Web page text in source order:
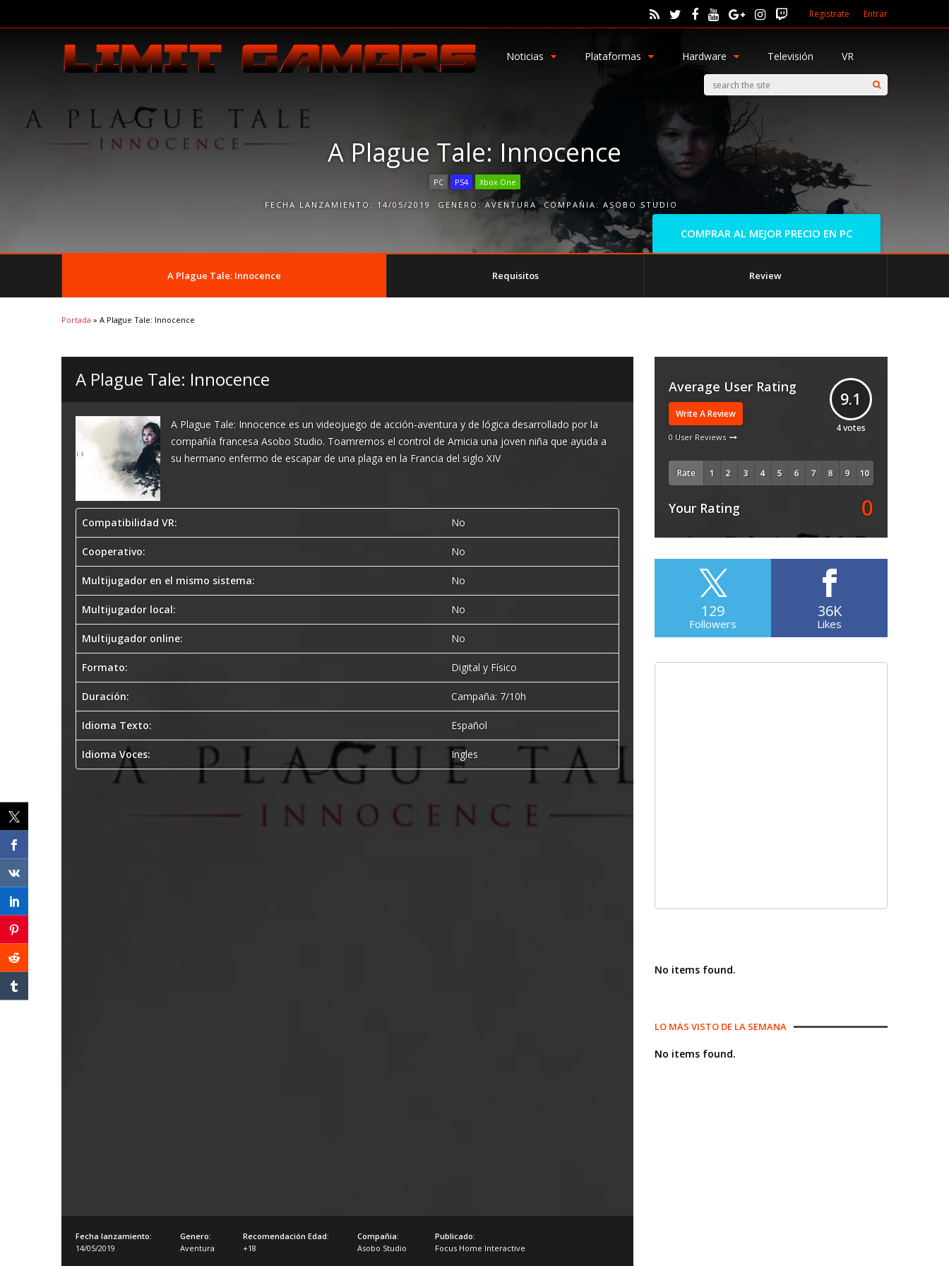
Registrate Entrar
Noticias Plataformas Hardware Televisión VR
A Plague Tale: Innocence
PC PS4 Xbox One
FECHA LANZAMIENTO: 14/05/2019 GENERO:AVENTURA COMPAÑIA: ASOBO STUDIO
COMPRAR AL MEJOR PRECIO EN PC
A Plague Tale: Innocence Requisitos Review
Portada » A Plague Tale: Innocence
A Plague Tale: Innocence
A Plague Tale: Innocence es un videojuego de acción-aventura y de lógica desarrollado por la
compañía francesa Asobo Studio. Toamremos el control de Amicia una joven niña que ayuda a
su hermano enfermo de escapar de una plaga en la Francia del siglo XIV
Compatibilidad VR: No
Cooperativo: No
Multijugador en el mismo sistema: No
Multijugador local: No
Multijugador online: No
Formato: Digital y Físico
Duración: Campaña: 7/10h
Idioma Texto: Español
Idioma Voces: Ingles
Fecha lanzamiento:
14/05/2019
Genero:
Aventura
Recomendación Edad:
+18
Compañia:
Asobo Studio
Publicado:
Focus Home Interactive
Average User Rating
Write A Review
0 User Reviews
9.1
4votes
Rate
Your Rating 0
129
Followers
36K
Likes
No items found.
LO MÁS VISTO DE LA SEMANA
No items found.